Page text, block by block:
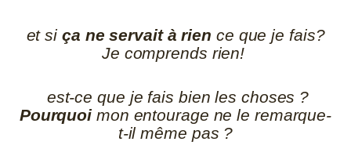
et si ça ne servait à rien ce que je fais?
Je comprends rien!
est-ce que je fais bien les choses ?
Pourquoi mon entourage ne le remarque-
t-il même pas ?